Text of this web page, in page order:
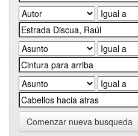
Comenzar nueva busqueda